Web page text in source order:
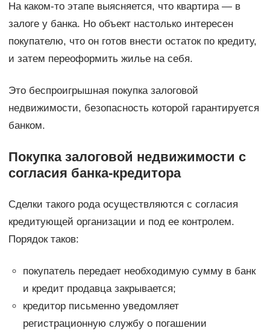
На каком-то этапе выясняется, что квартира — в
залоге у банка. Но объект настолько интересен
покупателю, что он готов внести остаток по кредиту,
и затем переоформить жилье на себя.
Это беспроигрышная покупка залоговой
недвижимости, безопасность которой гарантируется
банком.
Покупка залоговой недвижимости с
согласия банка-кредитора
Сделки такого рода осуществляются с согласия
кредитующей организации и под ее контролем.
Порядок таков:
покупатель передает необходимую сумму в банк
и кредит продавца закрывается;
кредитор письменно уведомляет
регистрационную службу о погашении